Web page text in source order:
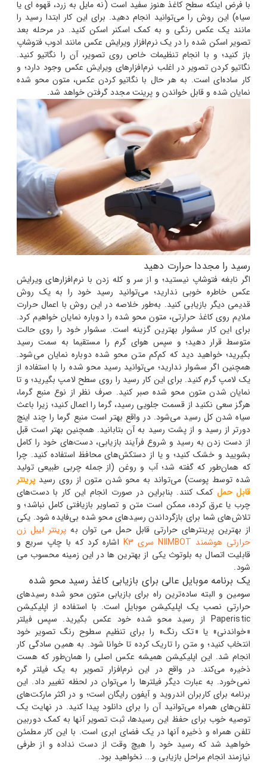
با فرض اینکه سطح کاغذ هنوز سفید است (نه مایل به زرد، قهوه ای یا
سیاه) این روش را می‌توانید انجام دهید. برای این کار ابتدا رسید را
مانند یک عکس رنگی و به کمک اسکنر اسکن کنید. در مرحله بعد
تصویر اسکن شده را در یک نرم‌افزار ویرایش عکس مانند ادوب فتوشاپ
باز کنید؛ و با انجام تنظیمات خاص روی تصویر، آن را نگاتیو کنید.
نگاتیو کردن تصویر در اغلب نرم‌افزارهای ویرایش عکس وجود دارد؛ و
کار ساده‌ای است. به هر حال با نگاتیو کردن عکس، متون محو شده
نمایان شده و قابل خواندن و پرینت مجدد گرفتن خواهد شد.
رسید را مجددا حرارت دهید
اگر نابغه فتوشاپ نیستید؛ و از سر و کله زدن با نرم‌افزارهای ویرایش
عکس خاطره خوبی ندارید؛ می‌توانید رسید خود را به یک روش
قدیمی دیگر بازیابی کنید. به‌طور خلاصه در این روش با اعمال حرارت
ملایم روی کاغذ حرارتی، متون محو شده را دوباره نمایان خواهیم کرد.
برای این کار سشوار بهترین گزینه است. سشوار خود را روی حالت
متوسطقرار دهید؛ و سپس هوای گرم را مستقیما به سمت رسید
بگیرید؛ خواهید دید که کم‌کم متن محو شده دوباره نمایان می‌شود.
همچنین اگر سشوار ندارید؛ می‌توانید رسید محو شده را با استفاده از
یک لامپ گرم کنید. برای این کار رسید را روی سطح لامپ بگیرید؛ و تا
نمایان شدن متون محو شده صبر کنید. صرف نظر از نوع منبع گرما،
هرگز سعی نکنید از قسمت جلویی رسید، گرما را اعمال کنید؛ زیرا باعث
سیاه شدن کل رسید می‌شود. در واقع بهتر است منبع گرما را چند اینچ
دورتر از رسید و از پشت رسید به آن بتابانید. همچنین بهتر است قبل
از دست زدن به رسید و شروع فرآیند بازیابی، دست‌های خود را کامل
بشویید و خشک کنید؛ و یا از دستکش‌های محافظ استفاده کنید. چرا
که همان‌طور که گفته شد؛ آب و روغن (از جمله چربی طبیعی تولید
شده توسط پوست) می‌تواند به محو شدن متون از روی رسید پرینتر
قابل حمل کمک کنند. بنابراین در صورت انجام این کار با دست‌های
چرب یا عرق کرده، ممکن است متن و تصاویر بازیافتی کامل نباشد؛ و
تلاش‌های شما برای بازگرداندن رسیدهای محو شده بی‌فایده شود. یکی
از بهترین پرینترهای حرارتی قابل حمل می توان به پرینتر لیبل زن
حرارتی هوشمند NIIMBOT سری K3
اشاره کرد که با چاپ سریع و
قابلیت اتصال به بلوتوث یکی از بهترین ها در این زمینه محسوب می
شود.
یک برنامه موبایل عالی برای بازیابی کاغذ رسید محو شده
سومین و البته ساده‌ترین راه برای بازیابی متون محو شده رسیدهای
حرارتی نصب یک اپلیکیشن موبایل است. با استفاده از اپلیکیشن
Paperistic از رسید محو شده خود عکس بگیرید. سپس فیلتر
«خواندنی» یا «تک رنگ» را برای تنظیم سطوح رنگ تصویر خود
انتخاب کنید؛ و متن را تاریک کرده تا خوانا شود. به همین سادگی کار
انجام شد. این اپلیکیشن همیشه عکس اصلی را همان‌طور که هست
ذخیره می‌کند. در واقع در این نرم‌افزار تصویر به یک فیلتر گره
نمی‌خورد. به عبارت دیگر فیلترها را می‌توان در لحظه تغییر داد. این
برنامه برای کاربران اندروید و آیفون رایگان است؛ و در اکثر مارکت‌های
تلفن‌های همراه می‌توانید آن را برای دانلود پیدا کنید. در نهایت یک
توصیه خوب برای حفظ این رسیدها، ثبت تصویر آنها به کمک دوربین
تلفن همراه و ذخیره آنها در یک فضای ابری است. با این کار مطمئن
خواهید شد که رسید خود را هیچ وقت از دست نداده و از طرفی
نیازمند انجام مراحل بازیابی و... نخواهید بود.